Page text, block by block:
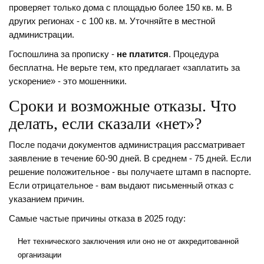
проверяет только дома с площадью более 150 кв. м. В
других регионах - с 100 кв. м. Уточняйте в местной
администрации.
Госпошлина за прописку - не платится. Процедура
бесплатна. Не верьте тем, кто предлагает «заплатить за
ускорение» - это мошенники.
Сроки и возможные отказы. Что
делать, если сказали «нет»?
После подачи документов администрация рассматривает
заявление в течение 60-90 дней. В среднем - 75 дней. Если
решение положительное - вы получаете штамп в паспорте.
Если отрицательное - вам выдают письменный отказ с
указанием причин.
Самые частые причины отказа в 2025 году:
Нет технического заключения или оно не от аккредитованной
организации